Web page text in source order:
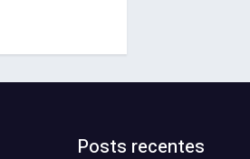
Posts recentes